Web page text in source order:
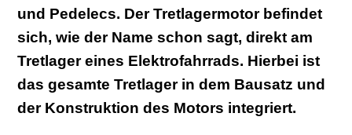
und Pedelecs. Der Tretlagermotor befindet
sich, wie der Name schon sagt, direkt am
Tretlager eines Elektrofahrrads. Hierbei ist
das gesamte Tretlager in dem Bausatz und
der Konstruktion des Motors integriert.